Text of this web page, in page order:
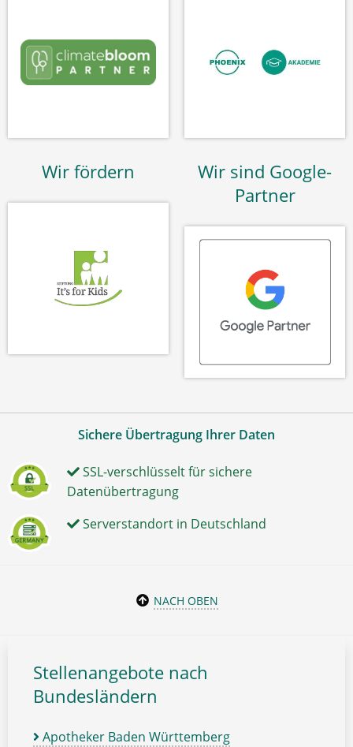
Wir fördern
Wir sind Google-
Partner
Sichere Übertragung Ihrer Daten
SSL-verschlüsselt für sichere
Datenübertragung
Serverstandort in Deutschland
NACH OBEN
Stellenangebote nach
Bundesländern
Apotheker Baden Württemberg